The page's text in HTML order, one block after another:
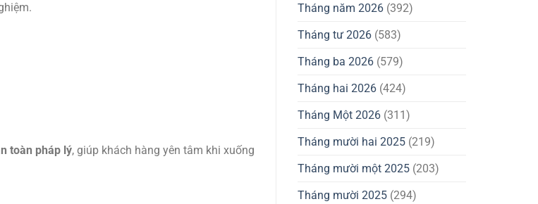
toàn pháp lý, giúp khách hàng yên tâm khi xuống
Tháng năm 2026 (392)
Tháng tư 2026 (583)
Tháng ba 2026 (579)
Tháng hai 2026 (424)
Tháng Một 2026 (311)
Tháng mười hai 2025 (219)
Tháng mười một 2025 (203)
Tháng mười 2025 (294)